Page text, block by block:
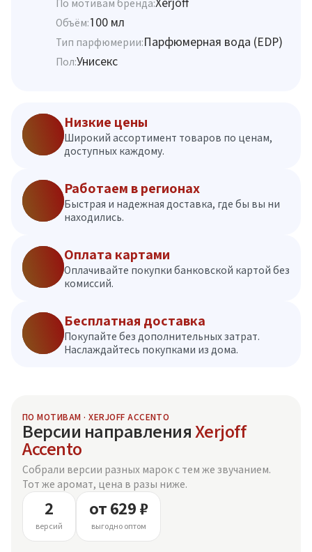
По мотивам бренда:
Объём:100 мл
Тип парфюмерии:Парфюмерная вода (EDP)
Пол:Унисекс
Низкие цены
Широкий ассортимент товаров по ценам,
доступных каждому.
Работаем в регионах
Быстрая и надежная доставка, где бы вы ни
находились.
Оплата картами
Оплачивайте покупки банковской картой без
комиссий.
Бесплатная доставка
Покупайте без дополнительных затрат.
Наслаждайтесь покупками из дома.
ПО МОТИВАМ · XERJOFF ACCENTO
Версии направления Xerjoff
Accento
Собрали версии разных марок с тем же звучанием.
Тот же аромат, цена в разы ниже.
2
версий
от 629 ₽
выгодно оптом